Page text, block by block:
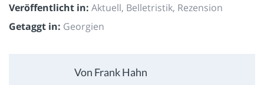
Veröffentlicht in: Aktuell, Belletristik, Rezension
Getaggt in: Georgien
Von Frank Hahn